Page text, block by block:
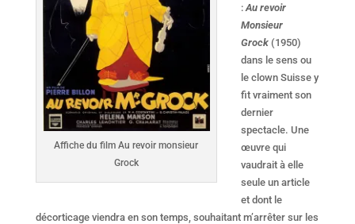
Affiche du film Au revoir monsieur
Grock
: Au revoir
Monsieur
Grock(1950)
dans le sens ou
le clown Suisse y
fit vraiment son
dernier
spectacle. Une
œuvre qui
vaudrait à elle
seule un article
et dont le
décorticage viendra en son temps, souhaitant m’arrêter sur les